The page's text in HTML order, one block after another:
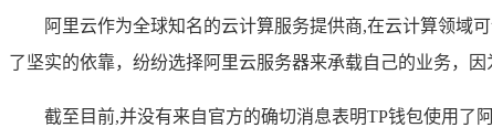
阿里云作为全球知名的云计算服务提供商,在云计算领域
了坚实的依靠，纷纷选择阿里云服务器来承载自己的业务，
截至目前,并没有来自官方的确切消息表明TP钱包使用了